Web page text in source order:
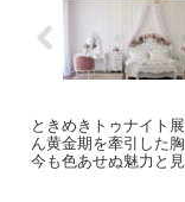
ときめきトゥナイト
ん黄金期を牽引した
今も色あせぬ魅力と